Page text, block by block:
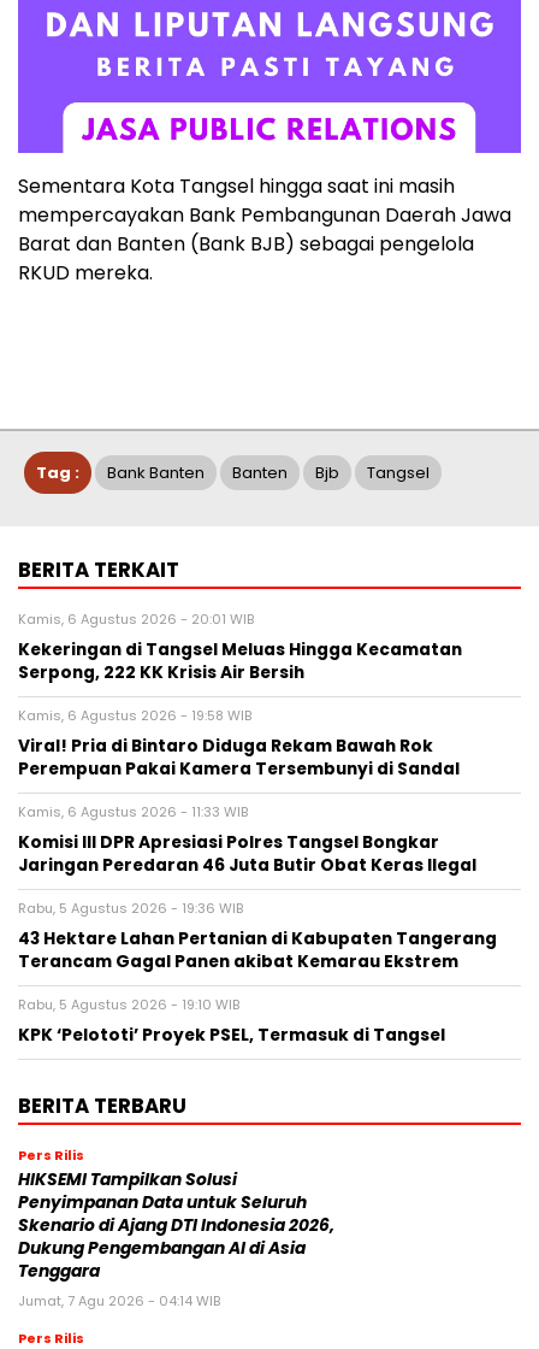
Sementara Kota Tangsel hingga saat ini masih
mempercayakan Bank Pembangunan Daerah Jawa
Barat dan Banten (Bank BJB) sebagai pengelola
RKUD mereka.
Tag : Bank Banten Banten Bjb Tangsel
BERITA TERKAIT
Kamis, 6 Agustus 2026 - 20:01 WIB
Kekeringan di Tangsel Meluas Hingga Kecamatan
Serpong, 222 KK Krisis Air Bersih
Kamis, 6 Agustus 2026 - 19:58 WIB
Viral! Pria di Bintaro Diduga Rekam Bawah Rok
Perempuan Pakai Kamera Tersembunyi di Sandal
Kamis, 6 Agustus 2026 - 11:33 WIB
Komisi III DPR Apresiasi Polres Tangsel Bongkar
Jaringan Peredaran 46 Juta Butir Obat Keras Ilegal
Rabu, 5 Agustus 2026 - 19:36 WIB
43 Hektare Lahan Pertanian di Kabupaten Tangerang
Terancam Gagal Panen akibat Kemarau Ekstrem
Rabu, 5 Agustus 2026 - 19:10 WIB
KPK ‘Pelototi’ Proyek PSEL, Termasuk di Tangsel
BERITA TERBARU
Pers Rilis
HIKSEMI Tampilkan Solusi
Penyimpanan Data untuk Seluruh
Skenario di Ajang DTI Indonesia 2026,
Dukung Pengembangan AI di Asia
Tenggara
Jumat, 7 Agu 2026 - 04:14 WIB
Pers Rilis